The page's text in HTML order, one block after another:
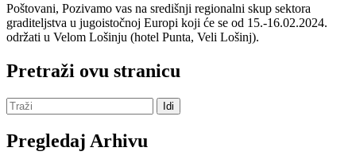
Poštovani, Pozivamo vas na središnji regionalni skup sektora
graditeljstva u jugoistočnoj Europi koji će se od 15.-16.02.2024.
održati u Velom Lošinju (hotel Punta, Veli Lošinj).
Pretraži ovu stranicu
Pregledaj Arhivu